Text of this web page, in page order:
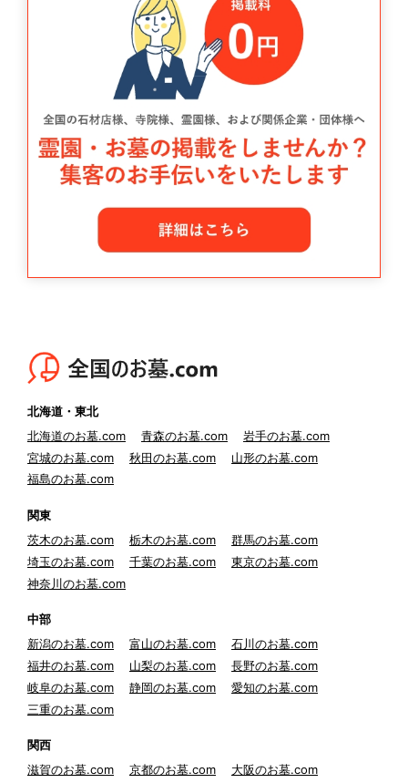
北海道・東北
北海道のお墓.com
青森のお墓.com
岩手のお墓.com
宮城のお墓.com
秋田のお墓.com
山形のお墓.com
福島のお墓.com
関東
茨木のお墓.com
栃木のお墓.com
群馬のお墓.com
埼玉のお墓.com
千葉のお墓.com
東京のお墓.com
神奈川のお墓.com
中部
新潟のお墓.com
富山のお墓.com
石川のお墓.com
福井のお墓.com
山梨のお墓.com
長野のお墓.com
岐阜のお墓.com
静岡のお墓.com
愛知のお墓.com
三重のお墓.com
関西
滋賀のお墓.com
京都のお墓.com
大阪のお墓.com